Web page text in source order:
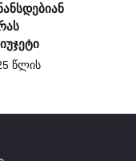
წლის